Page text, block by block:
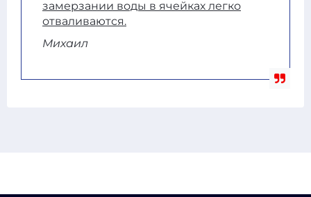
замерзании воды в ячейках легко
отваливаются.
Михаил